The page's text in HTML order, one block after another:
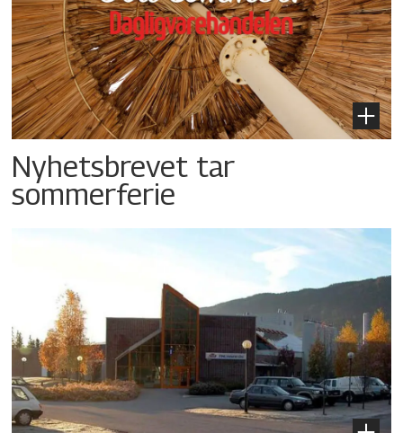
Nyhetsbrevet tar
sommerferie